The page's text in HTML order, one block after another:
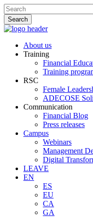
Skip
to
main
content
Search
Close
Menu
About us
Training
Financial
Training
RSC
Female
ADECOSE
Communication
Financial Blog
Press releases
Campus
Webinars
Management
Digital
LEAVE
EN
ES
EU
CA
GA